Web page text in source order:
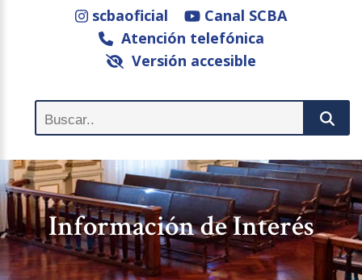
scbaoficial
Canal SCBA
Atención telefónica
Versión accesible
Información de Interés